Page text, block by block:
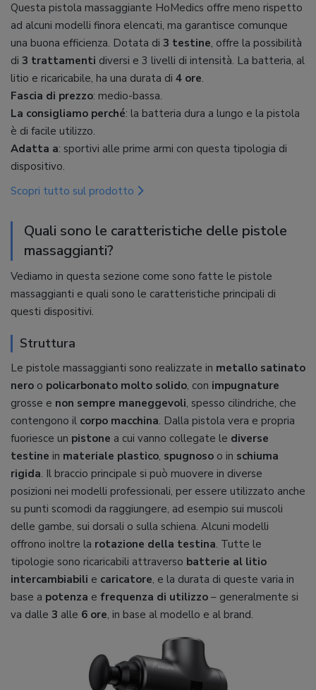
Questa pistola massaggiante HoMedics offre meno rispetto
ad alcuni modelli finora elencati, ma garantisce comunque
una buona efficienza. Dotata di 3 testine, offre la possibilità
di 3 trattamenti diversi e 3 livelli di intensità. La batteria, al
litio e ricaricabile, ha una durata di 4 ore.
Fascia di prezzo: medio-bassa.
La consigliamo perché: la batteria dura a lungo e la pistola
è di facile utilizzo.
Adatta a: sportivi alle prime armi con questa tipologia di
dispositivo.
Scopri tutto sul prodotto
Quali sono le caratteristiche delle pistole
massaggianti?
Vediamo in questa sezione come sono fatte le pistole
massaggianti e quali sono le caratteristiche principali di
questi dispositivi.
Struttura
Le pistole massaggianti sono realizzate in metallo satinato
nero o policarbonato molto solido, con impugnature
grosse e non sempre maneggevoli, spesso cilindriche, che
contengono il corpo macchina. Dalla pistola vera e propria
fuoriesce un pistone a cui vanno collegate le diverse
testine in materiale plastico, spugnoso o in schiuma
rigida. Il braccio principale si può muovere in diverse
posizioni nei modelli professionali, per essere utilizzato anche
su punti scomodi da raggiungere, ad esempio sui muscoli
delle gambe, sui dorsali o sulla schiena. Alcuni modelli
offrono inoltre la rotazione della testina. Tutte le
tipologie sono ricaricabili attraverso batterie al litio
intercambiabili e caricatore, e la durata di queste varia in
base a potenza e frequenza di utilizzo – generalmente si
va dalle 3 alle 6 ore, in base al modello e al brand.